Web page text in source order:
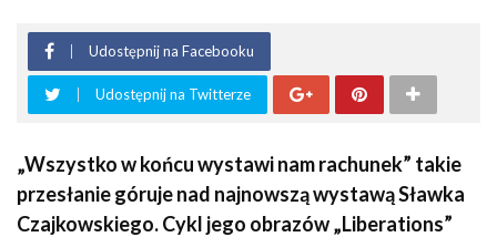
Udostępnij na Facebooku
Udostępnij na Twitterze
„Wszystko w końcu wystawi nam rachunek” takie
przesłanie góruje nad najnowszą wystawą Sławka
Czajkowskiego. Cykl jego obrazów „Liberations”